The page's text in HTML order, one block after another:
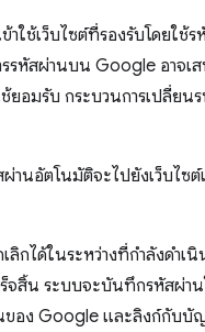
าใช้เว็บไซต์ที่รองรับโดยใช้
รรหัสผ่านบน Google อาจเ
ยอมรับ กระบวนการเปลี่ยน
ผ่านอัตโนมัติจะไปยังเว็บไซ
ลิกได้ในระหว่างที่กำลังดำเ
ร็จสิ้น ระบบจะบันทึกรหัสผ่า
ของ Google และลิงก์กับบั